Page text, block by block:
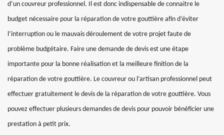
d’un couvreur professionnel. Il est donc indispensable de connaitre le
budget nécessaire pour la réparation de votre gouttière afin d’éviter
l’interruption ou le mauvais déroulement de votre projet faute de
problème budgétaire. Faire une demande de devis est une étape
importante pour la bonne réalisation et la meilleure finition de la
réparation de votre gouttière. Le couvreur ou l’artisan professionnel peut
effectuer gratuitement le devis de la réparation de votre gouttière. Vous
pouvez effectuer plusieurs demandes de devis pour pouvoir bénéficier une
prestation à petit prix.